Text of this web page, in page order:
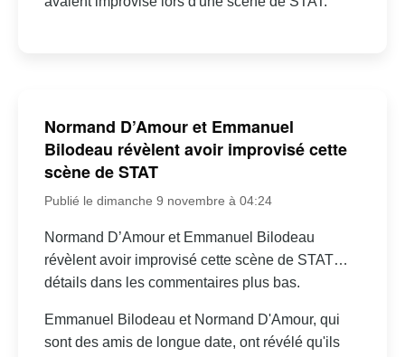
Normand D’Amour et Emmanuel
Bilodeau révèlent avoir improvisé cette
scène de STAT
Publié le dimanche 9 novembre à 04:24
Normand D’Amour et Emmanuel Bilodeau
révèlent avoir improvisé cette scène de STAT…
détails dans les commentaires plus bas.
Emmanuel Bilodeau et Normand D'Amour, qui
sont des amis de longue date, ont révélé qu'ils